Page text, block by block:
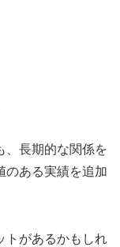
、長期的な関係を
のある実績を追加
トがあるかもしれ